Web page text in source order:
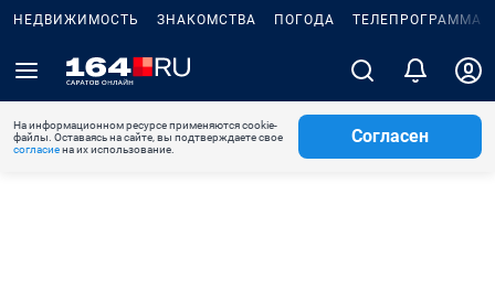
НЕДВИЖИМОСТЬ ЗНАКОМСТВА ПОГОДА ТЕЛЕПРОГРАММА
На информационном ресурсе применяются cookie-
файлы. Оставаясь на сайте, вы подтверждаете свое
согласиена их использование.
Согласен